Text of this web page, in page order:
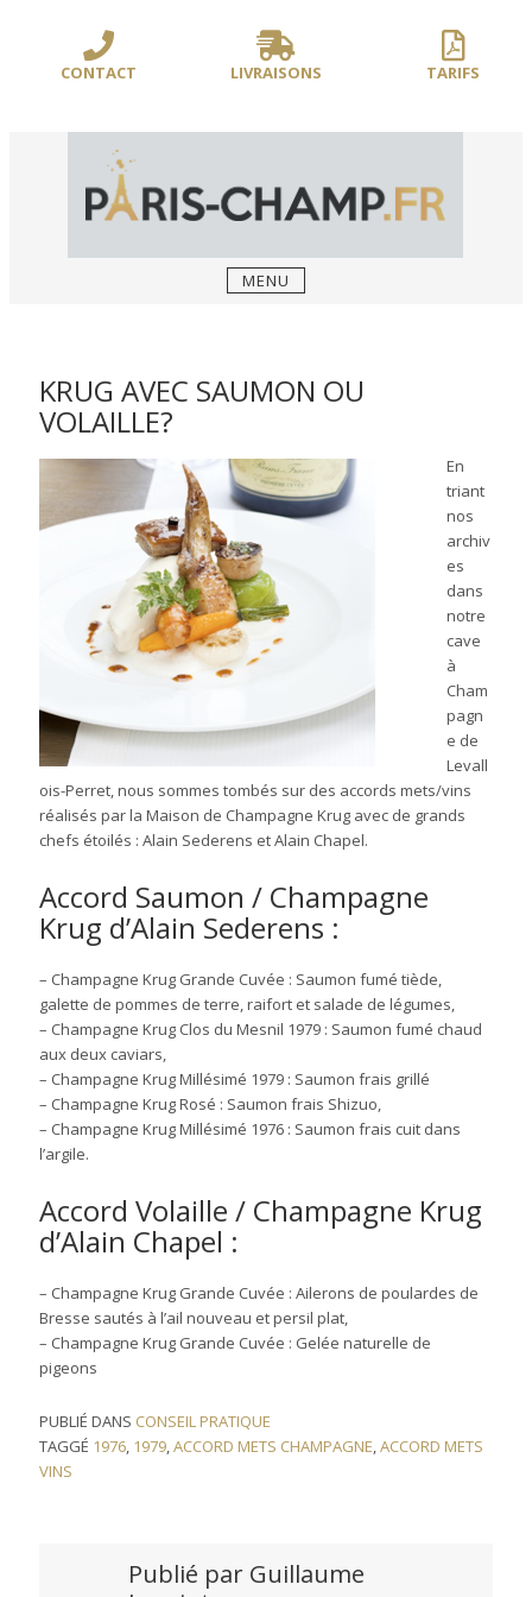
contenuCONTACT LIVRAISONS TARIFS
BOUSSOLE **/
MENU
KRUG AVEC SAUMON OU
VOLAILLE?
En
triant
nos
archiv
es
dans
notre
cave
à
Cham
pagn
e de
Levall
ois-Perret, nous sommes tombés sur des accords mets/vins
réalisés par la Maison de Champagne Krug avec de grands
chefs étoilés : Alain Sederens et Alain Chapel.
Accord Saumon / Champagne
Krug d’Alain Sederens :
– Champagne Krug Grande Cuvée : Saumon fumé tiède,
galette de pommes de terre, raifort et salade de légumes,
– Champagne Krug Clos du Mesnil 1979 : Saumon fumé chaud
aux deux caviars,
– Champagne Krug Millésimé 1979 : Saumon frais grillé
– Champagne Krug Rosé : Saumon frais Shizuo,
– Champagne Krug Millésimé 1976 : Saumon frais cuit dans
l’argile.
Accord Volaille / Champagne Krug
d’Alain Chapel :
– Champagne Krug Grande Cuvée : Ailerons de poulardes de
Bresse sautés à l’ail nouveau et persil plat,
– Champagne Krug Grande Cuvée : Gelée naturelle de
pigeons
PUBLIÉ DANS CONSEIL PRATIQUE
TAGGÉ 1976, 1979,ACCORD METS CHAMPAGNE,ACCORD METS
VINS
Publié par Guillaume